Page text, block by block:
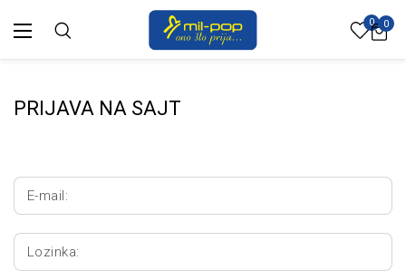
0 0
PRIJAVA NA SAJT
E-mail:
Lozinka: